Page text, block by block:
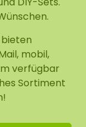
mobil,
verfügbar
Sortiment